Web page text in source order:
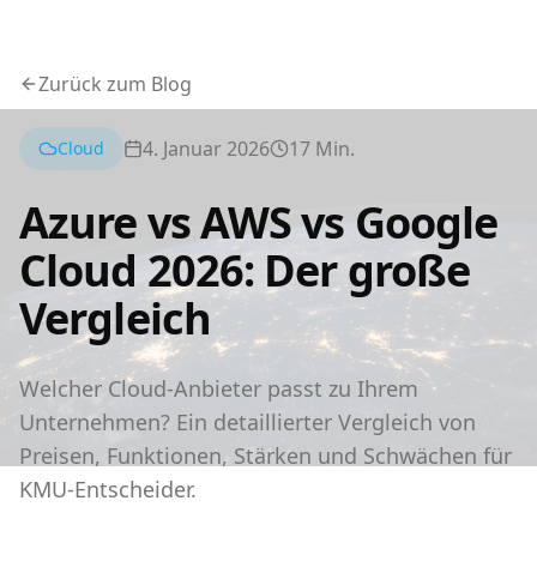
Zurück zum Blog
Cloud 4. Januar 2026 17 Min.
Azure vs AWS vs Google
Cloud 2026: Der große
Vergleich
Welcher Cloud-Anbieter passt zu Ihrem
Unternehmen? Ein detaillierter Vergleich von
Preisen, Funktionen, Stärken und Schwächen für
KMU-Entscheider.